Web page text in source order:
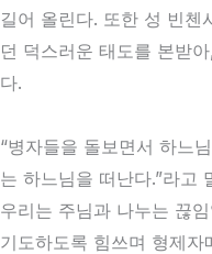
길어 올린다. 또한 성 빈첸
던 덕스러운 태도를 본받
다.
“병자들을 돌보면서 하느
는 하느님을 떠난다.”라고
우리는 주님과 나누는 끊
기도하도록 힘쓰며 형제